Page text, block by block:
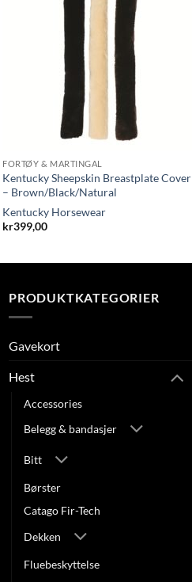
FORTØY & MARTINGAL
Kentucky Sheepskin Breastplate Cover
– Brown/Black/Natural
Kentucky Horsewear
kr399,00
PRODUKTKATEGORIER
Gavekort
Hest
Accessories
Belegg & bandasjer
Bitt
Børster
Catago Fir-Tech
Dekken
Fluebeskyttelse